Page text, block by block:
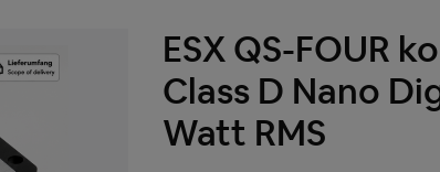
ESX QS-FOUR
Class D Nano
Watt RMS